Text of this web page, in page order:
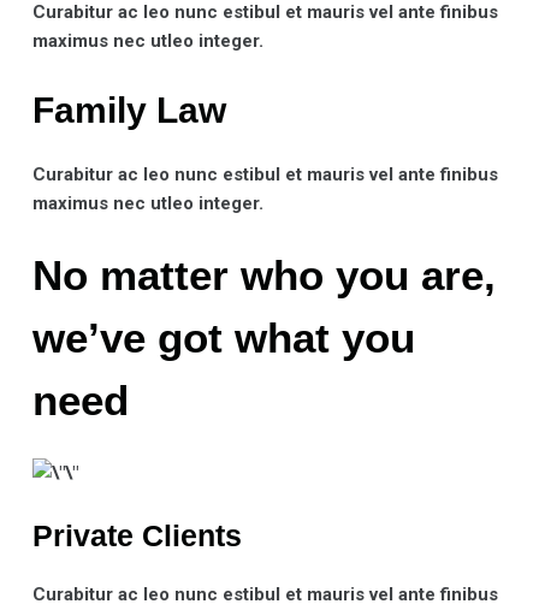
Curabitur ac leo nunc estibul et mauris vel ante finibus
maximus nec utleo integer.
Family Law​
Curabitur ac leo nunc estibul et mauris vel ante finibus
maximus nec utleo integer.
No matter who you are,
we’ve got what you
need​
Private Clients
Curabitur ac leo nunc estibul et mauris vel ante finibus